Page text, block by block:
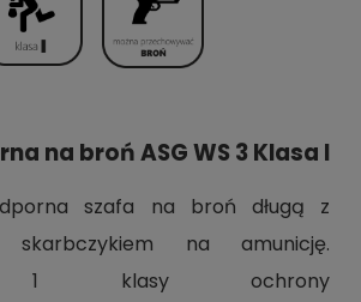
na broń ASG WS 3 Klasa I
szafa na broń długą z
skarbczykiem na amunicję.
1 klasy ochrony